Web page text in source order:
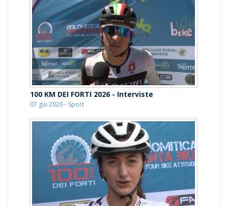
100 KM DEI FORTI 2026 - Interviste
07 giu 2026 - Sport